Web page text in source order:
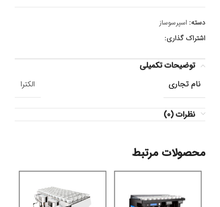
دسته: اسپرسوساز
اشتراک گذاری:
توضیحات تکمیلی
نام تجاری
الکترا
نظرات (0)
محصولات مرتبط